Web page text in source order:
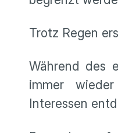
Trotz Regen
Während des
immer
Interessen